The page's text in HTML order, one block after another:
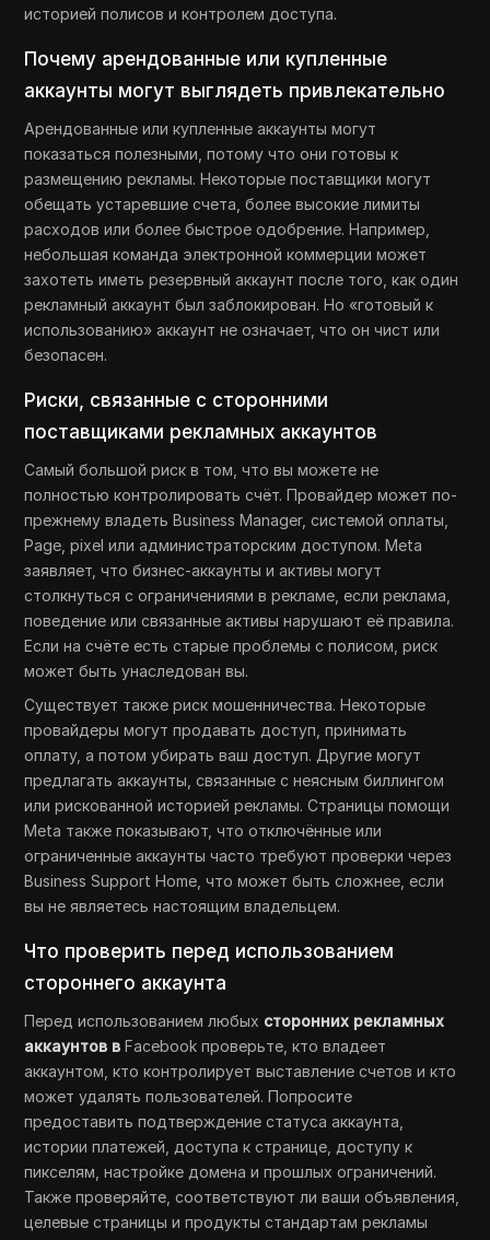
историей полисов и контролем доступа.
Почему арендованные или купленные
аккаунты могут выглядеть привлекательно
Арендованные или купленные аккаунты могут
показаться полезными, потому что они готовы к
размещению рекламы. Некоторые поставщики могут
обещать устаревшие счета, более высокие лимиты
расходов или более быстрое одобрение. Например,
небольшая команда электронной коммерции может
захотеть иметь резервный аккаунт после того, как один
рекламный аккаунт был заблокирован. Но «готовый к
использованию» аккаунт не означает, что он чист или
безопасен.
Риски, связанные с сторонними
поставщиками рекламных аккаунтов
Самый большой риск в том, что вы можете не
полностью контролировать счёт. Провайдер может по-
прежнему владеть Business Manager, системой оплаты,
Page, pixel или администраторским доступом. Meta
заявляет, что бизнес-аккаунты и активы могут
столкнуться с ограничениями в рекламе, если реклама,
поведение или связанные активы нарушают её правила.
Если на счёте есть старые проблемы с полисом, риск
может быть унаследован вы.
Существует также риск мошенничества. Некоторые
провайдеры могут продавать доступ, принимать
оплату, а потом убирать ваш доступ. Другие могут
предлагать аккаунты, связанные с неясным биллингом
или рискованной историей рекламы. Страницы помощи
Meta также показывают, что отключённые или
ограниченные аккаунты часто требуют проверки через
Business Support Home, что может быть сложнее, если
вы не являетесь настоящим владельцем.
Что проверить перед использованием
стороннего аккаунта
Перед использованием любых сторонних рекламных
аккаунтов в Facebook проверьте, кто владеет
аккаунтом, кто контролирует выставление счетов и кто
может удалять пользователей. Попросите
предоставить подтверждение статуса аккаунта,
истории платежей, доступа к странице, доступу к
пикселям, настройке домена и прошлых ограничений.
Также проверяйте, соответствуют ли ваши объявления,
целевые страницы и продукты стандартам рекламы